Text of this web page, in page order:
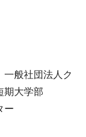
般社団法人ク
期大学部
ー